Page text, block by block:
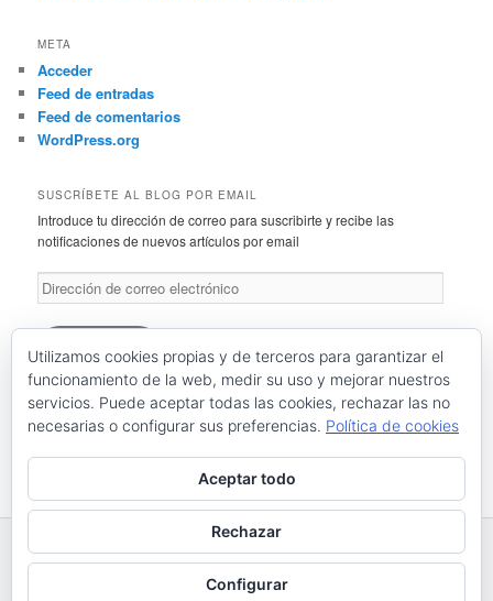
META
Acceder
Feed de entradas
Feed de comentarios
WordPress.org
SUSCRÍBETE AL BLOG POR EMAIL
Introduce tu dirección de correo para suscribirte y recibe las
notificaciones de nuevos artículos por email
Dirección
de
correo
Suscríbete
Únete a otros 46 suscriptores
RSS: Entradas
Funciona gracias a WordPress
Utilizamos cookies propias y de terceros para garantizar el
funcionamiento de la web, medir su uso y mejorar nuestros
servicios. Puede aceptar todas las cookies, rechazar las no
necesarias o configurar sus preferencias. Política de cookies
Aceptar todo
Rechazar
Configurar